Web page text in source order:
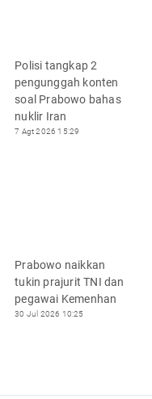
Polisi tangkap 2
pengunggah konten
soal Prabowo bahas
nuklir Iran
7 Agt 2026 15:29
Prabowo naikkan
tukin prajurit TNI dan
pegawai Kemenhan
30 Jul 2026 10:25